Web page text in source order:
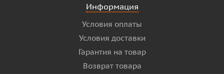
Информация
Условия оплаты
Условия доставки
Гарантия на товар
Возврат товара